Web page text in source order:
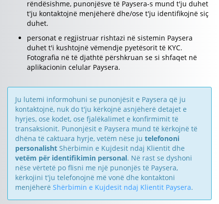
rëndësishme, punonjësve të Paysera-s mund t'ju duhet
t'ju kontaktojnë menjëherë dhe/ose t'ju identifikojnë siç
duhet.
personat e regjistruar rishtazi në sistemin Paysera
duhet t'i kushtojnë vëmendje pyetësorit të KYC.
Fotografia në të djathtë përshkruan se si shfaqet në
aplikacionin celular Paysera.
Ju lutemi informohuni se punonjësit e Paysera që ju
kontaktojnë, nuk do t'ju kërkojnë asnjëherë detajet e
hyrjes, ose kodet, ose fjalëkalimet e konfirmimit të
transaksionit. Punonjësit e Paysera mund të kërkojnë të
dhëna të caktuara hyrje, vetëm nëse ju telefononi
personalisht Shërbimin e Kujdesit ndaj Klientit dhe
vetëm për identifikimin personal. Në rast se dyshoni
nëse vërtetë po flisni me një punonjës të Paysera,
kërkojini t'ju telefonojnë më vonë dhe kontaktoni
menjëherë Shërbimin e Kujdesit ndaj Klientit Paysera.